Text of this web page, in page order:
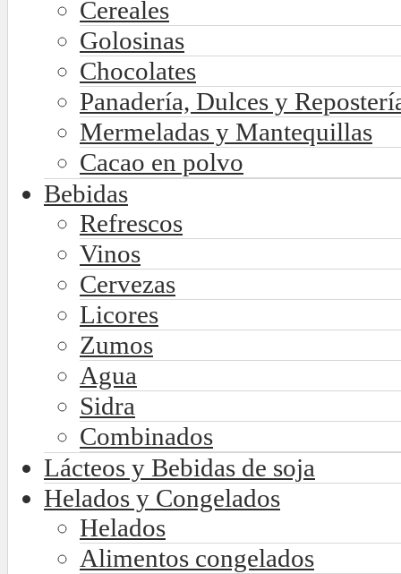
Cereales
Golosinas
Chocolates
Panadería, Dulces y
Mermeladas y Mantequillas
Cacao en polvo
Bebidas
Refrescos
Vinos
Cervezas
Licores
Zumos
Agua
Sidra
Combinados
Lácteos y Bebidas de soja
Helados y Congelados
Helados
Alimentos congelados